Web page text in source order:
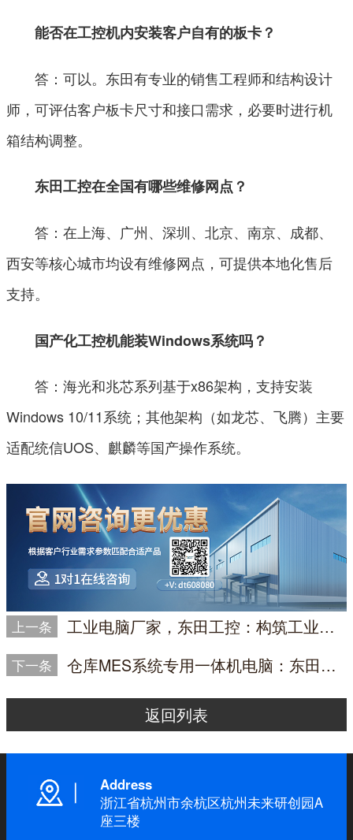
能否在工控机内安装客户自有的板卡？
答：可以。东田有专业的销售工程师和结构设计
师，可评估客户板卡尺寸和接口需求，必要时进行机
箱结构调整。
东田工控在全国有哪些维修网点？
答：在上海、广州、深圳、北京、南京、成都、
西安等核心城市均设有维修网点，可提供本地化售后
支持。
国产化工控机能装Windows系统吗？
答：海光和兆芯系列基于x86架构，支持安装
Windows 10/11系统；其他架构（如龙芯、飞腾）主要
适配统信UOS、麒麟等国产操作系统。
上一条 工业电脑厂家，东田工控：构筑工业智造的坚实基石
下一条 仓库MES系统专用一体机电脑：东田DTP-0819-1235U助力智能仓储数字化升级
返回列表
Address
浙江省杭州市余杭区杭州未来研创园A
座三楼